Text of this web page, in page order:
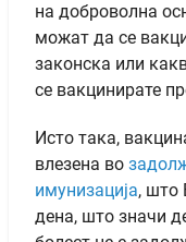
на доброволна
можат да се
законска или
се вакцинирате
Исто така,
влезена во
имунизација, што
дена, што значи